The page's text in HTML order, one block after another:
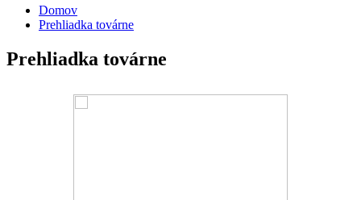
Domov
Prehliadka továrne
Prehliadka továrne